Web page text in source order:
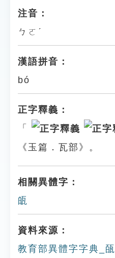
注音：
ㄅㄛˊ
漢語拼音：
bó
正字釋義：
「
《玉篇．瓦部》。
相關異體字：
㼟
資料來源：
教育部異體字字典_㼣